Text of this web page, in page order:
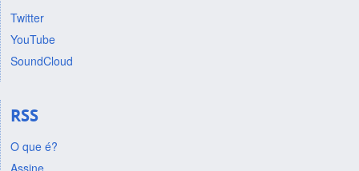
Twitter
YouTube
SoundCloud
RSS
O que é?
Assine